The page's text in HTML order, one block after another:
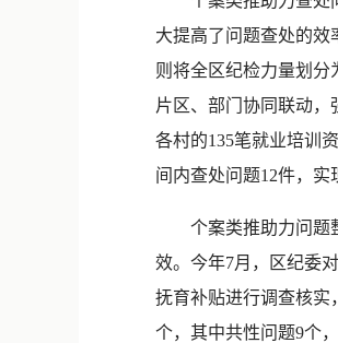
大提高了问题查处的效
则将全区纪检力量划分
片区、部门协同联动
各村的135笔就业培训
间内查处问题12件，实
个案类推助力问题整
效。今年7月，区纪委
抚育补贴进行调查核实
个，其中共性问题9个